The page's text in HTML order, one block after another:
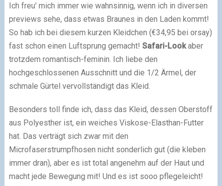
Ich freu' mich immer wie wahnsinnig, wenn ich in diversen
previews sehe, dass etwas Braunes in den Laden kommt!
So hab ich bei diesem kurzen Kleidchen (€34,95 bei orsay)
fast schon einen Luftsprung gemacht! Safari-Lookaber
trotzdem romantisch-feminin. Ich liebe den
hochgeschlossenen Ausschnitt und die 1/2 Ärmel, der
schmale Gürtel vervollständigt das Kleid.
Besonders toll finde ich, dass das Kleid, dessen Oberstoff
aus Polyesther ist, ein weiches Viskose-Elasthan-Futter
hat. Das verträgt sich zwar mit den
Microfaserstrumpfhosen nicht sonderlich gut (die kleben
immer dran), aber es ist total angenehm auf der Haut und
macht jede Bewegung mit! Und es ist sooo pflegeleicht!